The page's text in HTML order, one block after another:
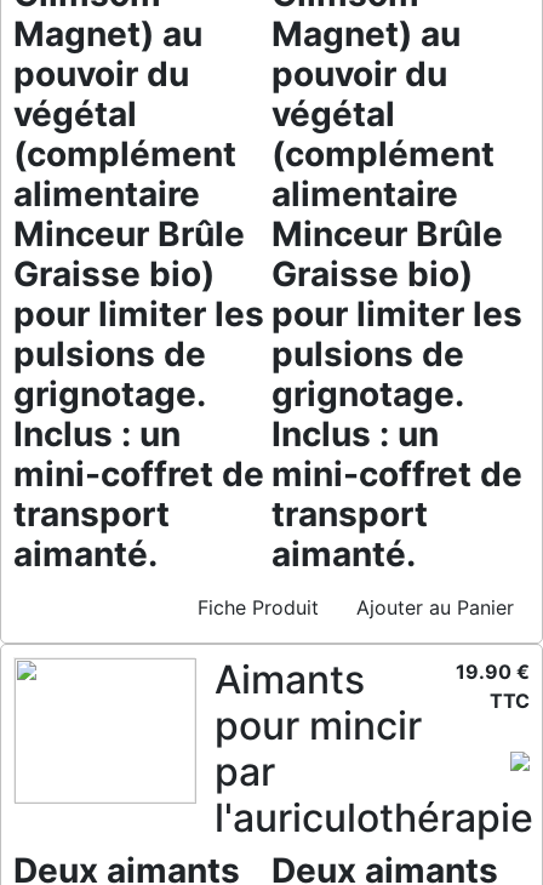
Magnet) au
pouvoir du
végétal
(complément
alimentaire
Minceur Brûle
Graisse bio)
pour limiter les
pulsions de
grignotage.
Inclus : un
mini-coffret de
transport
aimanté.
Magnet) au
pouvoir du
végétal
(complément
alimentaire
Minceur Brûle
Graisse bio)
pour limiter les
pulsions de
grignotage.
Inclus : un
mini-coffret de
transport
aimanté.
Fiche Produit Ajouter au Panier
Aimants
pour mincir
par
l'auriculothérapie
Deux aimants Deux aimants
19.90 €
TTC